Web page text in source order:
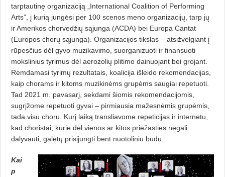
tarptautinę organizaciją „International Coalition of Perfor­ming
Arts”, į kurią jungėsi per 100 sce­nos meno organizacijų, tarp jų
ir Amerikos chorvedžių sąjunga (ACDA) bei Europa Cantat
(Europos chorų sąjunga). Organizacijos tikslas – atsižvelgiant į
rūpesčius dėl gyvo muzikavimo, suorganizuoti ir finansuoti
mokslinius tyrimus dėl aerozolių plitimo dainuojant bei grojant.
Remdamasi tyrimų rezultatais, koalicija išleido rekomendacijas,
kaip cho­rams ir kitoms muzikinėms grupėms saugiai repetuoti.
Tad 2021 m. pavasa­rį, sekdami šiomis rekomendacijo­mis,
sugrįžome repetuoti gyvai – pirmiausia mažesnėmis grupėmis,
tada visu choru. Kurį laiką transliavome repeticijas ir internetu,
kad choristai, kurie dėl vienos ar kitos priežas­ties negali
dalyvauti, galėtų prisijungti bent nuotoliniu būdu.
Kai
p